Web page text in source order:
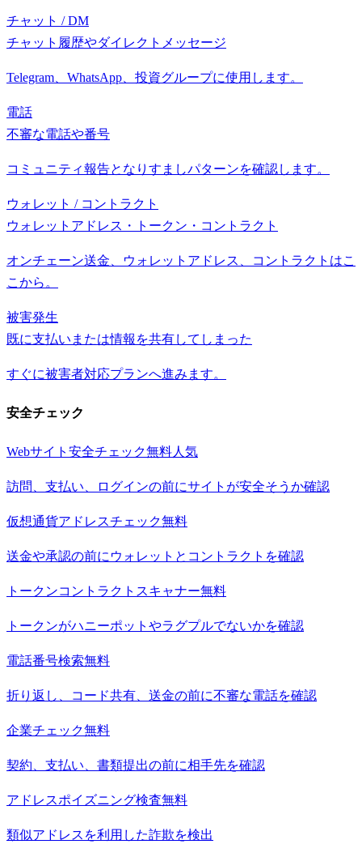
チャット / DM
チャット履歴やダイレクトメッセージ
Telegram、WhatsApp、投資グループに使用します。
電話
不審な電話や番号
コミュニティ報告となりすましパターンを確認します。
ウォレット / コントラクト
ウォレットアドレス・トークン・コントラクト
オンチェーン送金、ウォレットアドレス、コントラクトはこ
こから。
被害発生
既に支払いまたは情報を共有してしまった
すぐに被害者対応プランへ進みます。
安全チェック
Webサイト安全チェック無料人気
訪問、支払い、ログインの前にサイトが安全そうか確認
仮想通貨アドレスチェック無料
送金や承認の前にウォレットとコントラクトを確認
トークンコントラクトスキャナー無料
トークンがハニーポットやラグプルでないかを確認
電話番号検索無料
折り返し、コード共有、送金の前に不審な電話を確認
企業チェック無料
契約、支払い、書類提出の前に相手先を確認
アドレスポイズニング検査無料
類似アドレスを利用した詐欺を検出